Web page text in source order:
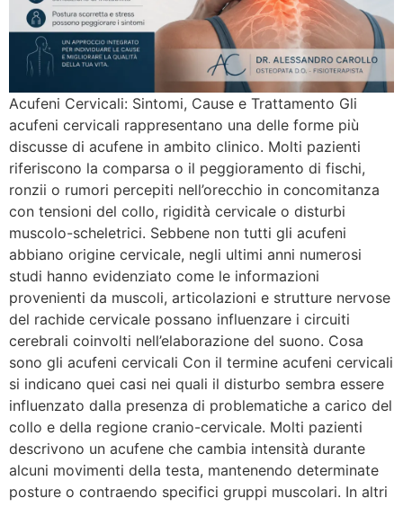
Acufeni Cervicali: Sintomi, Cause e Trattamento Gli
acufeni cervicali rappresentano una delle forme più
discusse di acufene in ambito clinico. Molti pazienti
riferiscono la comparsa o il peggioramento di fischi,
ronzii o rumori percepiti nell’orecchio in concomitanza
con tensioni del collo, rigidità cervicale o disturbi
muscolo-scheletrici. Sebbene non tutti gli acufeni
abbiano origine cervicale, negli ultimi anni numerosi
studi hanno evidenziato come le informazioni
provenienti da muscoli, articolazioni e strutture nervose
del rachide cervicale possano influenzare i circuiti
cerebrali coinvolti nell’elaborazione del suono. Cosa
sono gli acufeni cervicali Con il termine acufeni cervicali
si indicano quei casi nei quali il disturbo sembra essere
influenzato dalla presenza di problematiche a carico del
collo e della regione cranio-cervicale. Molti pazienti
descrivono un acufene che cambia intensità durante
alcuni movimenti della testa, mantenendo determinate
posture o contraendo specifici gruppi muscolari. In altri